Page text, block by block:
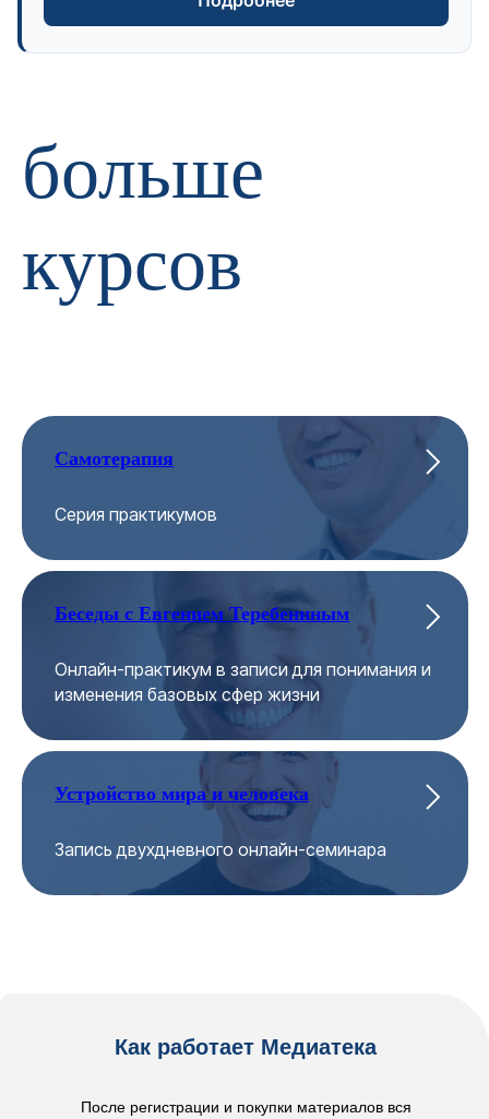
больше
курсов
Самотерапия
Серия практикумов
Беседы с Евгением Теребениным
Онлайн-практикум в записи для понимания и
изменения базовых сфер жизни
Устройство мира и человека
Запись двухдневного онлайн-семинара
После регистрации и покупки материалов вся
Как работает Медиатека